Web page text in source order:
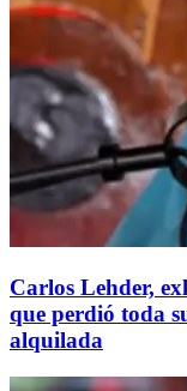
Carlos Lehder,
que perdió toda
alquilada